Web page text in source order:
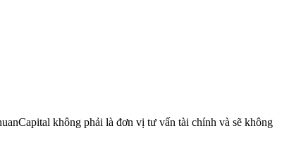
không phải là đơn vị tư vấn tài chính và sẽ không